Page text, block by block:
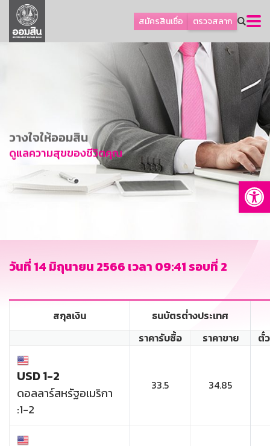
สมัครสินเชื่อ ตรวจสลาก
ลูกค้าธุรกิจ
ลูกค้าผู้ประกอบรายย่อย
การพัฒนาที่ยั่งยืน
ข่าวสาร
บริการทางการเงิน
อื่นๆ
GSB Society
วางใจให้ออมสิน
ดูแลความสุขของชีวิตคุณ
วันที่ 14 มิถุนายน 2566 เวลา 09:41 รอบที่ 2
สกุลเงิน
ธนบัตรต่่างประเทศ
ราคารับซื้อ
ราคาขาย ตั๋
USD 1-2
ดอลลาร์สหรัฐอเมริกา
:1-2
33.5 34.85